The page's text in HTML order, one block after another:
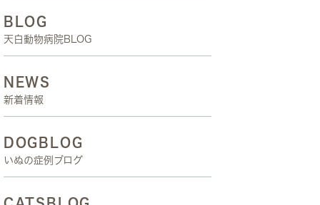
BLOG
天白動物病院BLOG
NEWS
新着情報
DOGBLOG
いぬの症例ブログ